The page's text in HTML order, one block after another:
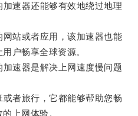
速器还能够有效地绕过地理
站或者应用，该加速器也能
户畅享全球资源。
速器是解决上网速度慢问题
者旅行，它都能够帮助您畅
上网体验。